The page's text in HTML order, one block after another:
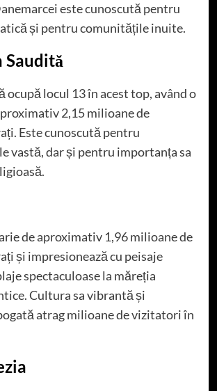
este cunoscută pentru
și pentru comunitățile inuite.
Saudită
ocupă locul 13 în acest top, având o
2,15 milioane de
Este cunoscută pentru
vastă, dar și pentru importanța sa
de aproximativ 1,96 milioane de
și impresionează cu peisaje
spectaculoase la măreția
Cultura sa vibrantă și
atrag milioane de vizitatori în